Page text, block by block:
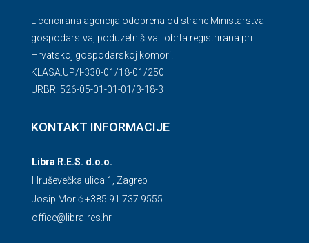
Licencirana agencija odobrena od strane Ministarstva
gospodarstva, poduzetništva i obrta registrirana pri
Hrvatskoj gospodarskoj komori.
KLASA.UP/l-330-01/18-01/250
URBR: 526-05-01-01-01/3-18-3
KONTAKT INFORMACIJE
Libra R.E.S. d.o.o.
Hruševečka ulica 1, Zagreb
Josip Morić +385 91 737 9555
office@libra-res.hr